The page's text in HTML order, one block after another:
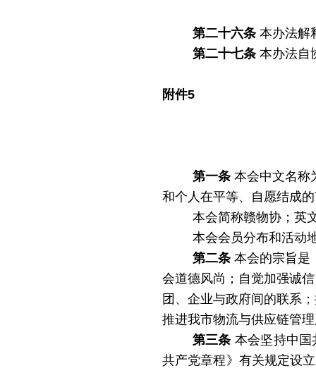
第二十六条 本办法解
第二十七条 本办法自
附件5
第一条 本会中文名称
和个人在平等、自愿结成
本会简称赣物协；英
本会会员分布和活动
第二条 本会的宗旨是
会道德风尚；自觉加强诚
团、企业与政府间的联系
推进我市物流与供应链管
第三条 本会坚持中
共产党章程》有关规定设